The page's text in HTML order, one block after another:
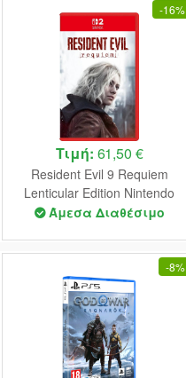
-16%
Τιμή: 61,50 €
Resident Evil 9 Requiem
Lenticular Edition Nintendo
Switch 2 NEW
Άμεσα Διαθέσιμο
-8%